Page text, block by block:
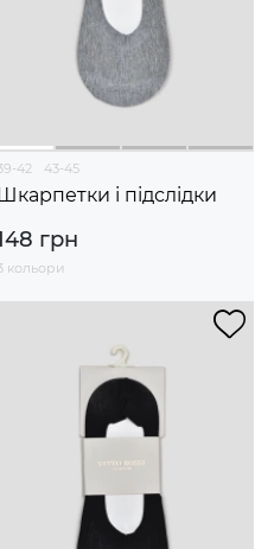
42 43-45
Шкарпетки і підслідки
грн
кольори